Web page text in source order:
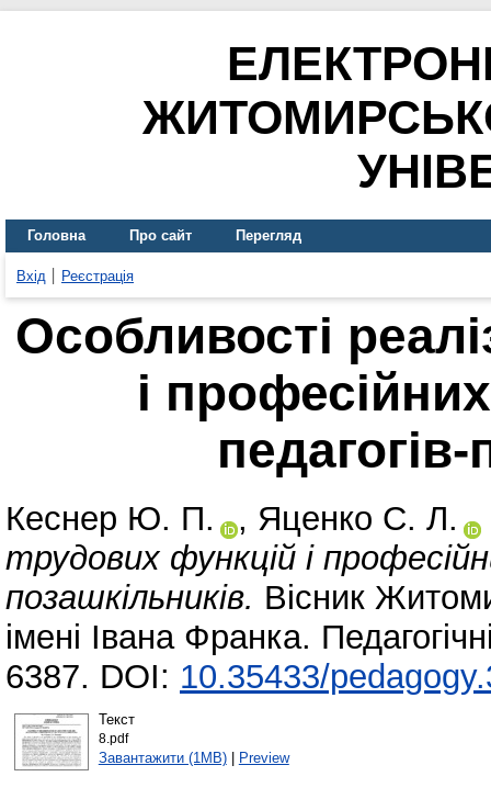
Головна Про сайт Перегляд
Вхід Реєстрація
Особливості
і
Кеснер Ю. П. , Яценко С. Л.
трудових функцій і
позашкільників. Вісник
імені Івана Франка.
6387. DOI: 10.35433/
Текст
8.pdf
Завантажити (1MB)| Preview